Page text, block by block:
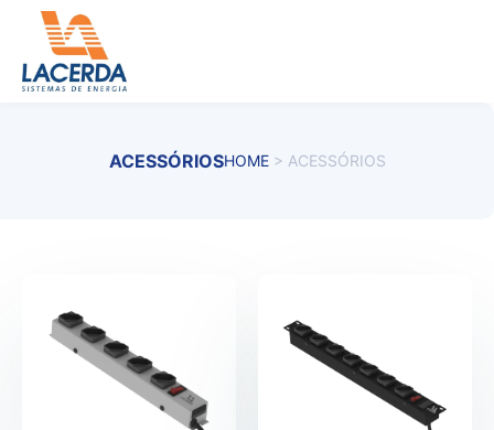
conteúdo
ACESSÓRIOSHOME> ACESSÓRIOS